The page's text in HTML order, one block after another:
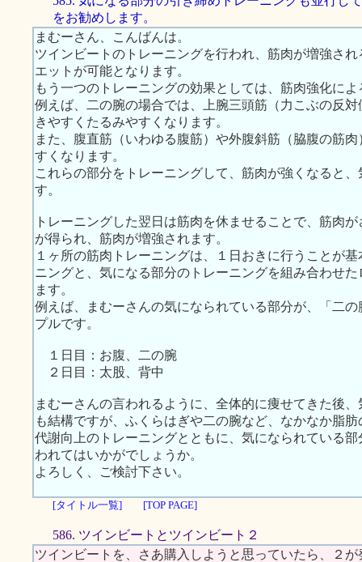
をお勧めします。
まむーさん、こんばんは。
ツインビートのトレーニングを行われ、筋肉が増強さ
エットが可能となります。
もう一つのトレーニングの効果としては、筋肉強化に
例えば、二の腕の場合では、上腕三頭筋（力こぶの反
きやすくたるみやすくなります。
また、腹直筋（いわゆる腹筋）や外腹斜筋（脇腹の筋
すくなります。
これらの部分をトレーニングして、筋肉が強くなると
す。
トレーニングした翌日は筋肉を休ませることで、筋肉
が得られ、筋肉が増強されます。
１ヶ所の筋肉トレーニングは、１日おきに行うことが
ニングと、気になる部分のトレーニングを組み合わせ
ます。
例えば、まむーさんの気になられている部分が、「二
プルです。
１日目：お腹、二の腕
２日目：太股、背中
まむーさんの言われるように、全体的に痩せてきた後
も結構ですが、ふくらはぎや二の腕など、なかなか脂
代謝向上のトレーニングとともに、気になられている
われてはいかがでしょうか。
よろしく、ご検討下さい。
[タイトル一覧] [TOP PAGE]
586. ツインビートとツインビート２
ツインビートを、さあ購入しようと思っていたら、２